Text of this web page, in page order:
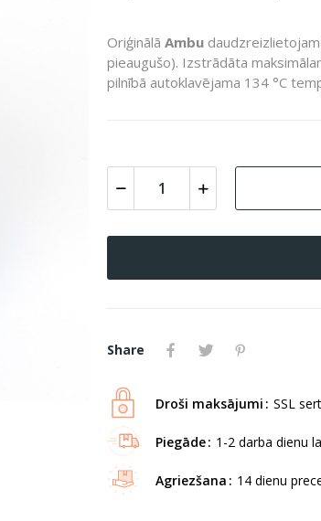
Oriģinālā Ambu
pieaugušo). Izstrādāta
pilnībā autoklavējama 134 °C
Share
Droši maksājumi SSL
Piegāde 1-2 darba dienu
Agriezšana 14 dienu